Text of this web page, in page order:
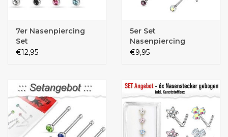
7er Nasenpiercing
Set
€12,95
5er Set
Nasenpiercing
0,8mm
€9,95